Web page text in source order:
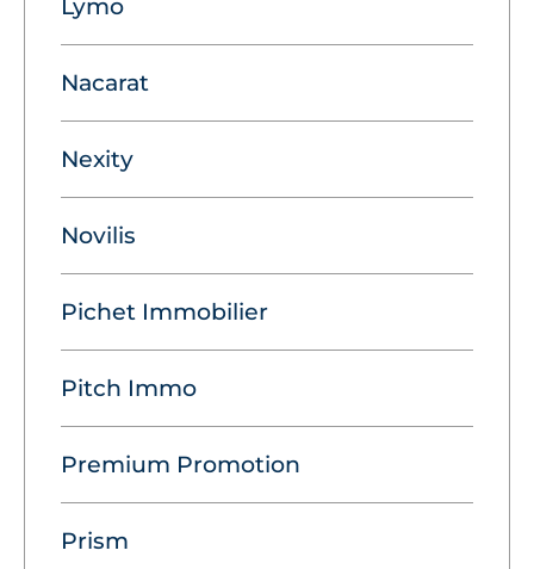
Lymo
Nacarat
Nexity
Novilis
Pichet Immobilier
Pitch Immo
Premium Promotion
Prism